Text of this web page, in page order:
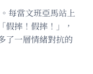
每當文班亞馬站上
假摔！假摔！」，
了一層情緒對抗的